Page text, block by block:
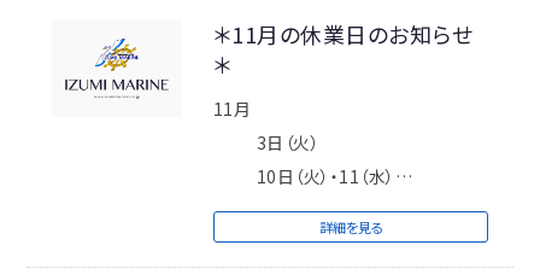
＊11月の休業日のお知らせ
＊
11月
3日（火）
10日（火）・11（水）
17日（火）
24日（火）・25（水）
詳細を見る